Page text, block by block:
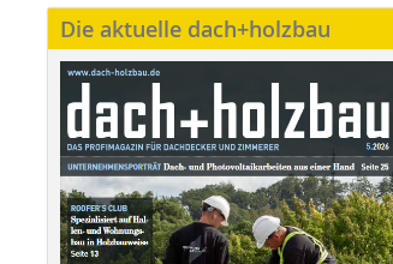
Die aktuelle dach+holzbau